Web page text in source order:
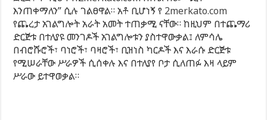
እንጠቀማለን” ሲሉ ገልፀዋል። አቶ ቢሆነኝ የ 2merkato.com
የጨረታ አገልግሎት አራት አመት ተጠቃሚ ናቸው። ከዚህም በተጨማሪ
ድርጅቱ በተለያዩ መንገዶች አገልግሎቱን ያስተዋውቃል፤ ለምሳሌ
በብሮሹሮች፣ ባነሮች፣ ባዛሮች፣ ቢዝነስ ካርዶች እና እራሱ ድርጅቱ
የሚሠራቸው ሥራዎች ሲሰቀሉ እና በተለያየ ቦታ ሲለጠፉ እዛ ላይም
ሥራው ይተዋወቃል።